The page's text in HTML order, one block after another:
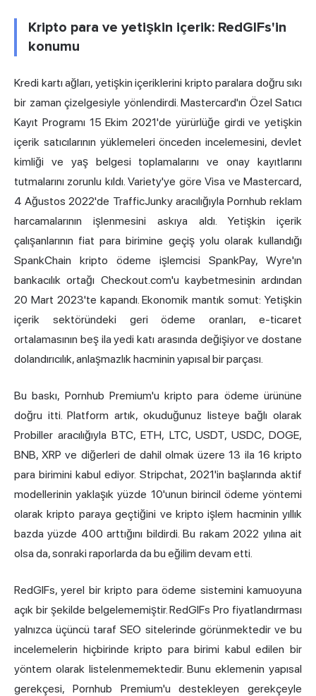
Kripto para ve yetişkin içerik: RedGIFs'in
konumu
Kredi kartı ağları, yetişkin içeriklerini kripto paralara doğru sıkı
bir zaman çizelgesiyle yönlendirdi. Mastercard'ın Özel Satıcı
Kayıt Programı 15 Ekim 2021'de yürürlüğe girdi ve yetişkin
içerik satıcılarının yüklemeleri önceden incelemesini, devlet
kimliği ve yaş belgesi toplamalarını ve onay kayıtlarını
tutmalarını zorunlu kıldı. Variety'ye göre Visa ve Mastercard,
4 Ağustos 2022'de TrafficJunky aracılığıyla Pornhub reklam
harcamalarının işlenmesini askıya aldı. Yetişkin içerik
çalışanlarının fiat para birimine geçiş yolu olarak kullandığı
SpankChain kripto ödeme işlemcisi SpankPay, Wyre'ın
bankacılık ortağı Checkout.com'u kaybetmesinin ardından
20 Mart 2023'te kapandı. Ekonomik mantık somut: Yetişkin
içerik sektöründeki geri ödeme oranları, e-ticaret
ortalamasının beş ila yedi katı arasında değişiyor ve dostane
dolandırıcılık, anlaşmazlık hacminin yapısal bir parçası.
Bu baskı, Pornhub Premium'u kripto para ödeme ürününe
doğru itti. Platform artık, okuduğunuz listeye bağlı olarak
Probiller aracılığıyla BTC, ETH, LTC, USDT, USDC, DOGE,
BNB, XRP ve diğerleri de dahil olmak üzere 13 ila 16 kripto
para birimini kabul ediyor. Stripchat, 2021'in başlarında aktif
modellerinin yaklaşık yüzde 10'unun birincil ödeme yöntemi
olarak kripto paraya geçtiğini ve kripto işlem hacminin yıllık
bazda yüzde 400 arttığını bildirdi. Bu rakam 2022 yılına ait
olsa da, sonraki raporlarda da bu eğilim devam etti.
RedGIFs, yerel bir kripto para ödeme sistemini kamuoyuna
açık bir şekilde belgelememiştir. RedGIFs Pro fiyatlandırması
yalnızca üçüncü taraf SEO sitelerinde görünmektedir ve bu
incelemelerin hiçbirinde kripto para birimi kabul edilen bir
yöntem olarak listelenmemektedir. Bunu eklemenin yapısal
gerekçesi, Pornhub Premium'u destekleyen gerekçeyle